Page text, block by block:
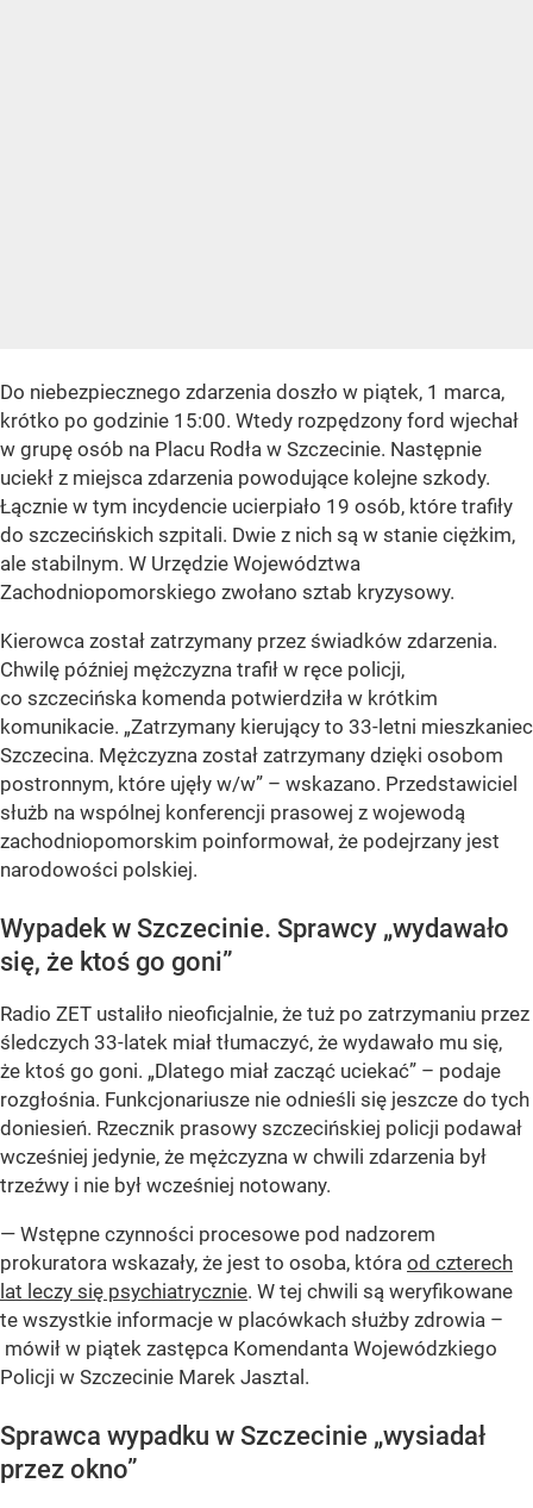
Do niebezpiecznego zdarzenia doszło w piątek, 1 marca,
krótko po godzinie 15:00. Wtedy rozpędzony ford wjechał
w grupę osób na Placu Rodła w Szczecinie. Następnie
uciekł z miejsca zdarzenia powodujące kolejne szkody.
Łącznie w tym incydencie ucierpiało 19 osób, które trafiły
do szczecińskich szpitali. Dwie z nich są w stanie ciężkim,
ale stabilnym. W Urzędzie Województwa
Zachodniopomorskiego zwołano sztab kryzysowy.
Kierowca został zatrzymany przez świadków zdarzenia.
Chwilę później mężczyzna trafił w ręce policji,
co szczecińska komenda potwierdziła w krótkim
komunikacie. „Zatrzymany kierujący to 33-letni mieszkaniec
Szczecina. Mężczyzna został zatrzymany dzięki osobom
postronnym, które ujęły w/w” – wskazano. Przedstawiciel
służb na wspólnej konferencji prasowej z wojewodą
zachodniopomorskim poinformował, że podejrzany jest
narodowości polskiej.
Wypadek w Szczecinie. Sprawcy „wydawało
się, że ktoś go goni”
Radio ZET ustaliło nieoficjalnie, że tuż po zatrzymaniu przez
śledczych 33-latek miał tłumaczyć, że wydawało mu się,
że ktoś go goni. „Dlatego miał zacząć uciekać” – podaje
rozgłośnia. Funkcjonariusze nie odnieśli się jeszcze do tych
doniesień. Rzecznik prasowy szczecińskiej policji podawał
wcześniej jedynie, że mężczyzna w chwili zdarzenia był
trzeźwy i nie był wcześniej notowany.
— Wstępne czynności procesowe pod nadzorem
prokuratora wskazały, że jest to osoba, która od czterech
lat leczy się psychiatrycznie. W tej chwili są weryfikowane
te wszystkie informacje w placówkach służby zdrowia –
mówił w piątek zastępca Komendanta Wojewódzkiego
Policji w Szczecinie Marek Jasztal.
Sprawca wypadku w Szczecinie „wysiadał
przez okno”